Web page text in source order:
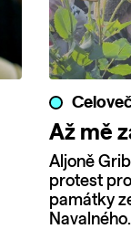
Až mě
Aljoně
protest
památky
Navalného.